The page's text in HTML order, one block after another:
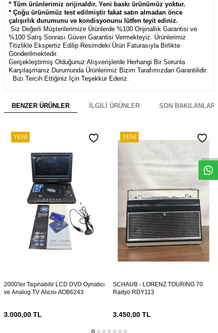
W
h
s
a
p
p
D
e
s
e
H
a
t
t
* Tüm ürünlerimiz orijinaldir. Yeni baskı ürünümüz yoktur.
* Çoğu ürünümüz test edilmiştir fakat satın almadan önce
çalışırlık durumunu ve kondisyonunu lütfen teyit ediniz.
Siz Değerli Müşterilerimize Ürünlerde %100 Orijinallık Garantisi ve
%100 Satış Sonrası Güven Garantisi Vermekteyiz. Ürünlerimiz
Titizlikle Ekspertiz Edilip Resimdeki Ürün Faturasıyla Birlikte
Gönderilmektedir.
Gerçekleştirmiş Olduğunuz Alışverişlerde Herhangi Bir Sorunla
Karşılaşmanız Durumunda Ürünlerimiz Bizim Tarafımızdan Garantilidir.
Bizi Tercih Ettiğiniz İçin Teşekkür Ederiz.
BENZER ÜRÜNLER İLGILI ÜRÜNLER SON BAKILANLAR
YENI
2000'ler Taşınabilir LCD DVD Oynatıcı
ve Analog TV Alıcısı AOB6243
3.000,00 TL
YENI
SCHAUB - LORENZ TOURING 70
Radyo RDY113
3.450,00TL